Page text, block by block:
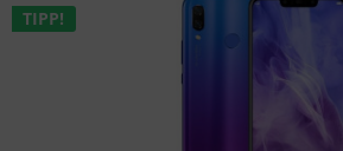
TIPP!